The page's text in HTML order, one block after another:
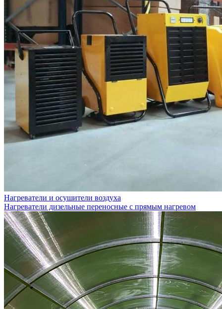
Нагреватели и осушители воздуха
Нагреватели дизельные переносные с прямым нагревом